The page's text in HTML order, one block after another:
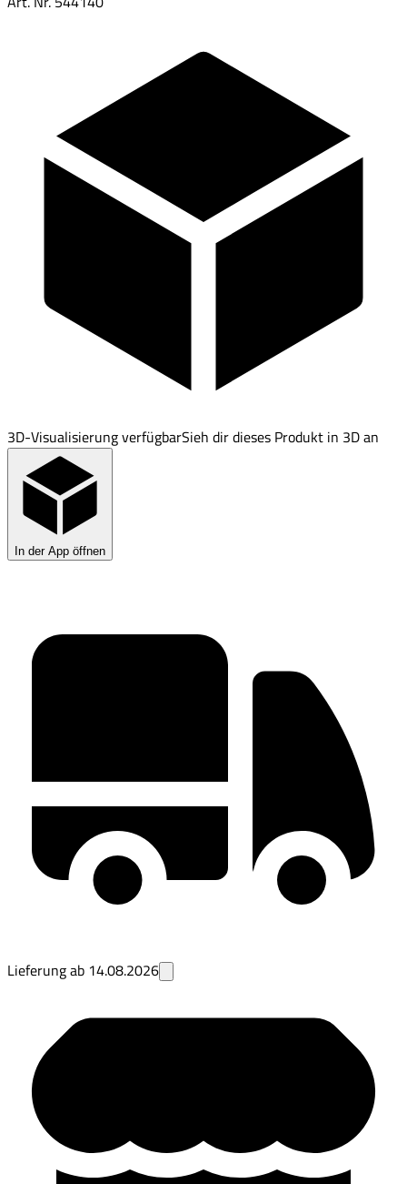
3D-Visualisierung verfügbarSieh dir dieses Produkt in 3D an
In der App öffnen
Lieferung ab 14.08.2026